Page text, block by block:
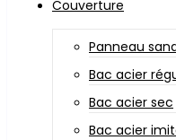
Couverture
Panneau
Bac acier
Bac acier sec
Bac acier